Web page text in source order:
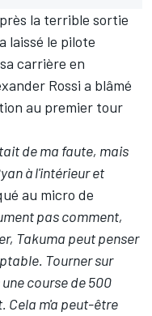
la terrible sortie
laissé le pilote
carrière en
Rossi a blâmé
au premier tour
de ma faute, mais
à l'intérieur et
au micro de
pas comment,
Takuma peut penser
Tourner sur
course de 500
Cela m'a peut-être